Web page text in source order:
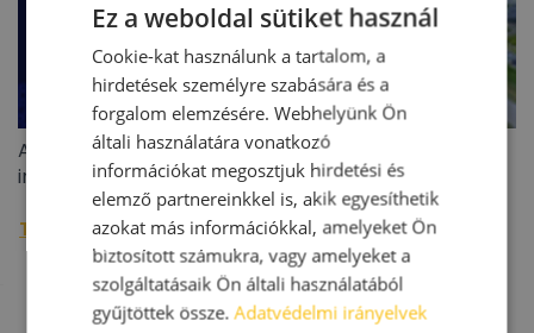
A BIEF 2026 második negyedéves ipari/logisztikai
ingatlanoiaci jelentése
További raktárpiaci hírek »
Ez a weboldal sütiket használ
Cookie-kat használunk a tartalom, a
hirdetések személyre szabására és a
forgalom elemzésére. Webhelyünk Ön
általi használatára vonatkozó
információkat megosztjuk hirdetési és
elemző partnereinkkel is, akik egyesíthetik
azokat más információkkal, amelyeket Ön
biztosított számukra, vagy amelyeket a
szolgáltatásaik Ön általi használatából
gyűjtöttek össze.Adatvédelmi irányelvek